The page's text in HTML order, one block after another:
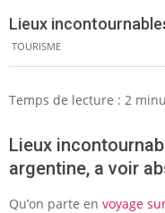
Menu
Lieux
TOURISME
Temps de lecture : 2
Lieux
argentine, a voir
Qu’on parte en voyage